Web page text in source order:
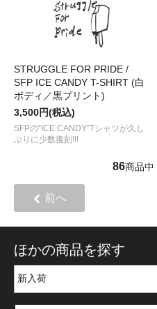
STRUGGLE FOR PRIDE /
SFP ICE CANDY T-SHIRT (白
ボディ／黒プリント)
3,500円(税込)
SFPの“ICE CANDY”Tシャツが久し
ぶりに少数復刻!!!
86商品中
前へ
ほかの商品を探す